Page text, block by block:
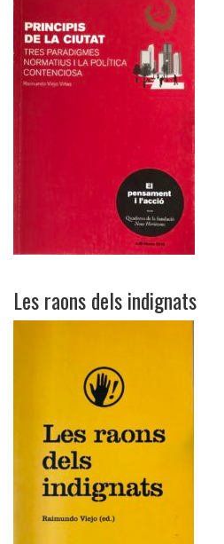
Les raons dels indignats